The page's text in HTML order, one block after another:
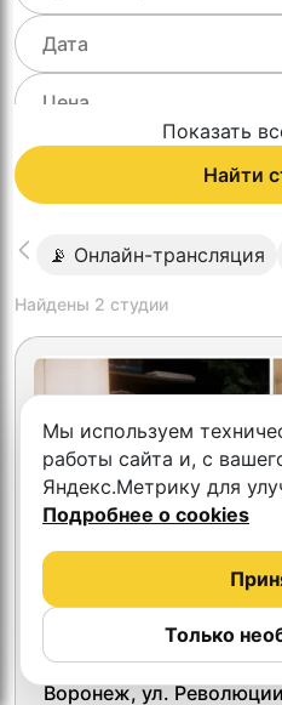
Показать
Найти
📡 Онлайн-трансляция
Найдены 2 студии
2SIDES Podcast
Воронеж, ул.
Мы используем
работы сайта и, с
Яндекс.Метрику для
Подробнее о cookies
Только